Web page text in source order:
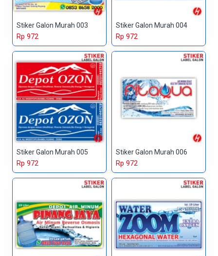
Stiker Galon Murah 003
Rp 972
Stiker Galon Murah 004
Rp 972
Stiker Galon Murah 005
Rp 972
Stiker Galon Murah 006
Rp 972